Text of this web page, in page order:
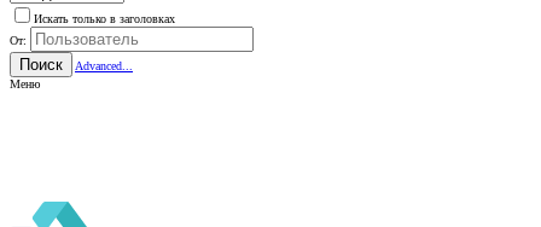
Искать только в заголовках
От:
Поиск
Advanced...
Меню